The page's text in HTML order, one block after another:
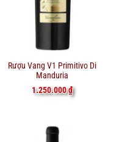
Rượu Vang V1 Primitivo Di
Manduria
1.250.000₫